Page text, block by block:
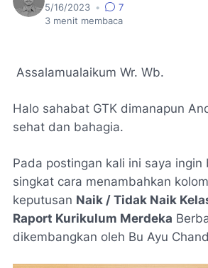
5/16/2023 •
7
3 menit membaca
Assalamualaikum Wr. Wb.
Halo sahabat GTK dimanapun
sehat dan bahagia.
Pada postingan kali ini saya
singkat cara menambahkan
keputusan Naik / Tidak Naik
Raport Kurikulum Merdeka
dikembangkan oleh Bu Ayu